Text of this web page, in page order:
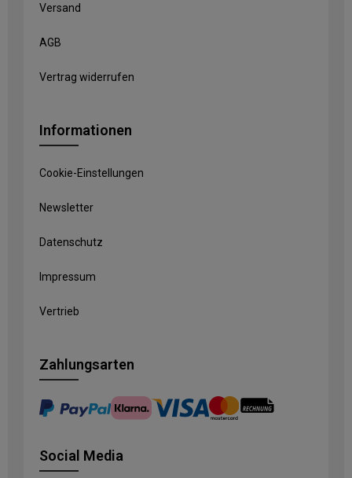
Versand
AGB
Vertrag widerrufen
Informationen
Cookie-Einstellungen
Newsletter
Datenschutz
Impressum
Vertrieb
Zahlungsarten
Social Media